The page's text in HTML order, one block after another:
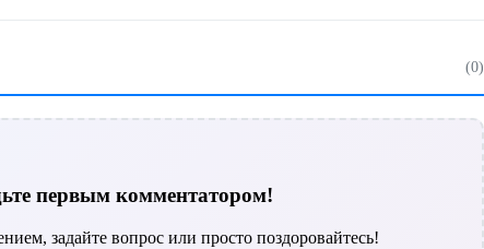
(0)
первым комментатором!
задайте вопрос или просто поздоровайтесь!